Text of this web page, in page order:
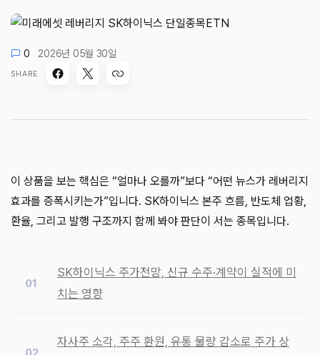
0 2026년 05월 30일
SHARE
이 상품을 보는 핵심은 “얼마나 오를까”보다 “어떤 뉴스가 레버리지
효과를 증폭시키는가”입니다. SK하이닉스 본주 흐름, 반도체 업황,
환율, 그리고 발행 구조까지 함께 봐야 판단이 서는 종목입니다.
SK하이닉스 주가전망, 신규 수주·계약이 실적에 미
치는 영향
자사주 소각, 주주 환원, 유통 물량 감소로 주가 상